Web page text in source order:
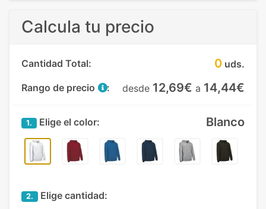
Calcula tu precio
Cantidad Total: 0 uds.
Rango de precio
: desde 12,69€ a 14,44€
1. Elige el color: Blanco
2. Elige cantidad: